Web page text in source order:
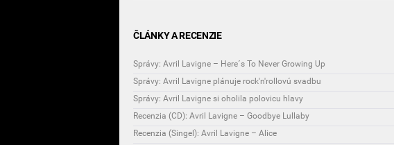
ČLÁNKY A RECENZIE
Správy: Avril Lavigne – Here´s To Never Growing Up
Správy: Avril Lavigne plánuje rock'n'rollovú svadbu
Správy: Avril Lavigne si oholila polovicu hlavy
Recenzia (CD): Avril Lavigne – Goodbye Lullaby
Recenzia (Singel): Avril Lavigne – Alice